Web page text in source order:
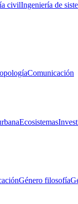
civilIngeniería de
Comunicación
Ecosistemas
Género filosofía